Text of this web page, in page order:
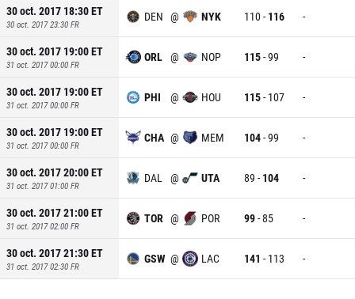
30 oct. 2017 18:30ET
30 oct. 2017 23:30 FR
DEN @ NYK 110- 116 -
30 oct. 2017 19:00ET
31 oct. 2017 00:00 FR
ORL @ NOP 115-99 -
30 oct. 2017 19:00ET
31 oct. 2017 00:00 FR
PHI @ HOU 115- 107 -
30 oct. 2017 19:00ET
31 oct. 2017 00:00 FR
CHA @ MEM 104-99 -
30 oct. 2017 20:00ET
31 oct. 2017 01:00 FR
DAL @ UTA 89 - 104 -
30 oct. 2017 21:00ET
31 oct. 2017 02:00 FR
TOR @ POR 99-85 -
30 oct. 2017 21:30ET
31 oct. 2017 02:30 FR
GSW @ LAC 141 - 113 -